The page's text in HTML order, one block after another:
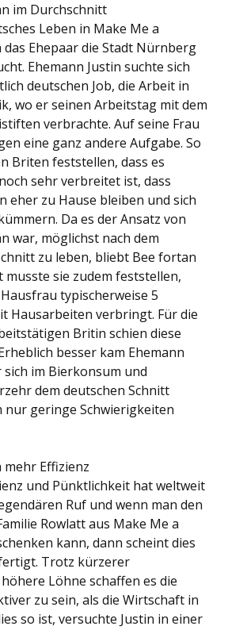
im Durchschnitt
Leben in Make Me a
das Ehepaar die Stadt Nürnberg
Ehemann Justin suchte sich
deutschen Job, die Arbeit in
wo er seinen Arbeitstag mit dem
verbrachte. Auf seine Frau
eine ganz andere Aufgabe. So
Briten feststellen, dass es
sehr verbreitet ist, dass
eher zu Hause bleiben und sich
Da es der Ansatz von
war, möglichst nach dem
zu leben, bliebt Bee fortan
musste sie zudem feststellen,
typischerweise 5
Hausarbeiten verbringt. Für die
Britin schien diese
besser kam Ehemann
sich im Bierkonsum und
dem deutschen Schnitt
nur geringe Schwierigkeiten
mehr Effizienz
und Pünktlichkeit hat weltweit
Ruf und wenn man den
Rowlatt aus Make Me a
kann, dann scheint dies
Trotz kürzerer
Löhne schaffen es die
zu sein, als die Wirtschaft in
so ist, versuchte Justin in einer